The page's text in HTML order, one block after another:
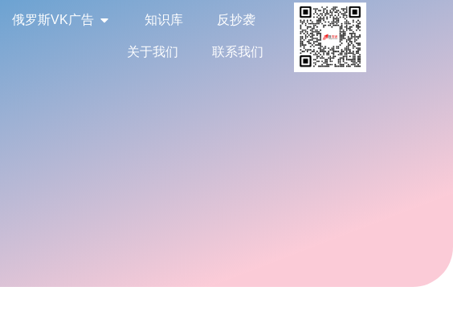
俄罗斯VK广告 知识库 反抄袭
关于我们 联系我们